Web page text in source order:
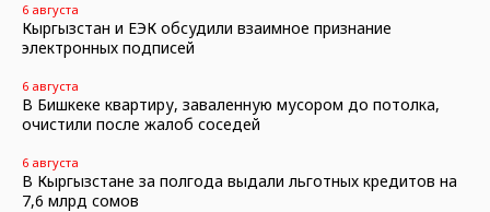
6 августа
Кыргызстан и ЕЭК обсудили взаимное признание
электронных подписей
6 августа
В Бишкеке квартиру, заваленную мусором до потолка,
очистили после жалоб соседей
6 августа
В Кыргызстане за полгода выдали льготных кредитов на
7,6 млрд сомов